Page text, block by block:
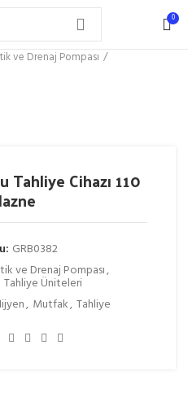
0
ve Drenaj Pompası
Tahliye Cihazı 110
GRB0382
ve Drenaj Pompası,
Tahliye Üniteleri
, Mutfak, Tahliye